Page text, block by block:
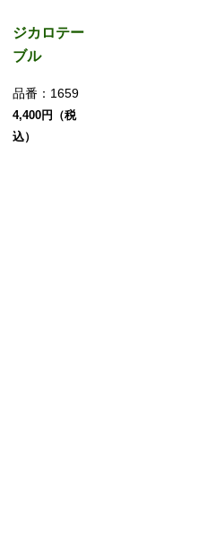
ジカロテー
ブル
品番： 1659
4,400円（税
込）